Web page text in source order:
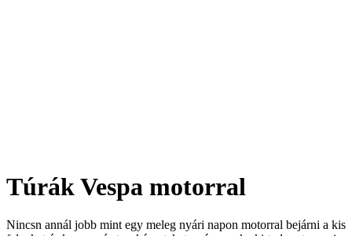
Túrák Vespa motorral
Nincsn annál jobb mint egy meleg nyári napon motorral bejárni a kis